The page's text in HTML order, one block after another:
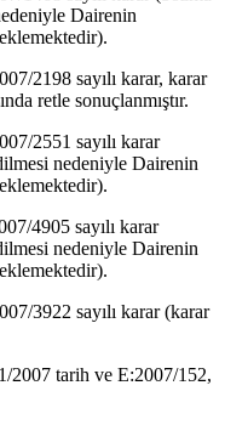
Dairenin
2198 sayılı karar, karar
retle sonuçlanmıştır.
2551 sayılı karar
nedeniyle Dairenin
4905 sayılı karar
nedeniyle Dairenin
3922 sayılı karar (karar
2007 tarih ve E:2007/152,